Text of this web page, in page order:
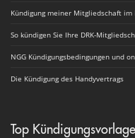
Kündigung meiner Mitgliedschaft
So kündigen Sie Ihre DRK-
NGG Kündigungsbedingungen und
Die Kündigung des Handyvertrags
Top